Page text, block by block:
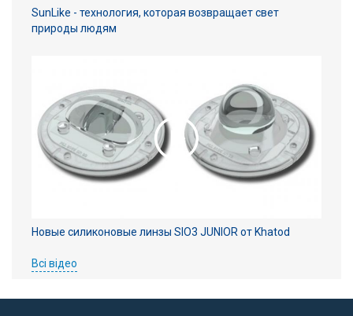
SunLike - технология, которая возвращает свет
природы людям
Новые силиконовые линзы SIO3 JUNIOR от Khatod
Всі відео